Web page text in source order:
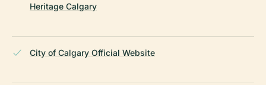
Heritage Calgary
City of Calgary Official Website